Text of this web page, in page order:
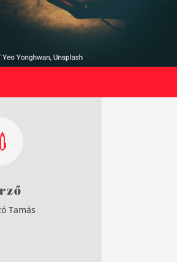
Tamás